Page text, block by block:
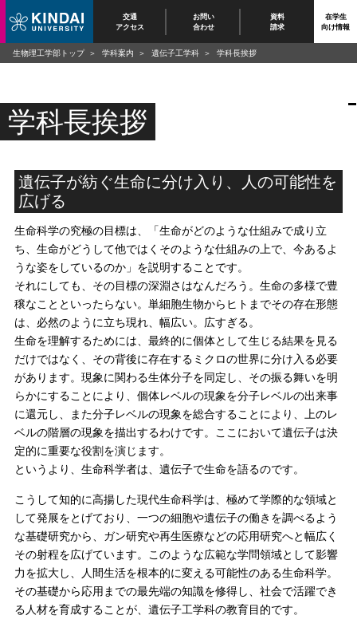
交通
アクセス
お問い
合わせ
資料
請求
在学生
向け情報
学科長挨拶
遺伝子が紡ぐ生命に分け入り、人の可能性を
広げる
生命科学の究極の目標は、「生命がどのような仕組みで成り立
ち、生命がどうして他ではくそのような仕組みの上で、今あるよ
うな姿をしているのか」を説明することです。
それにしても、その目標の深淵さはなんだろう。生命の多様で豊
穣なことといったらない。単細胞生物からヒトまでその存在形態
は、必然のように立ち現れ、幅広い。広すぎる。
生命を理解するためには、最終的に個体として生じる結果を見る
だけではなく、その背後に存在するミクロの世界に分け入る必要
があります。現象に関わる生体分子を同定し、その振る舞いを明
らかにすることにより、個体レベルの現象を分子レベルの出来事
に還元し、また分子レベルの現象を総合することにより、上のレ
ベルの階層の現象を描出するわけです。ここにおいて遺伝子は決
定的に重要な役割を演じます。
というより、生命科学者は、遺伝子で生命を語るのです。
こうして知的に高揚した現代生命科学は、極めて学際的な領域と
して発展をとげており、一つの細胞や遺伝子の働きを調べるよう
な基礎研究から、ガン研究や再生医療などの応用研究へと幅広く
その射程を広げています。このような広範な学問領域として影響
力を拡大し、人間生活を根本的に変える可能性のある生命科学。
その基礎から応用までの最先端の知識を修得し、社会で活躍でき
る人材を育成することが、遺伝子工学科の教育目的です。
生物理工学部トップ 学科案内 遺伝子工学科 学科長挨拶